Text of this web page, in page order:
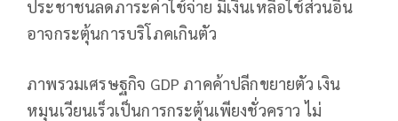
ประชาชนลดภาระค่าใช้จ่าย มีเงินเหลือใช้ส่วนอื่น
อาจกระตุ้นการบริโภคเกินตัว
ภาพรวมเศรษฐกิจ GDP ภาคค้าปลีกขยายตัว เงิน
หมุนเวียนเร็วเป็นการกระตุ้นเพียงชั่วคราว ไม่